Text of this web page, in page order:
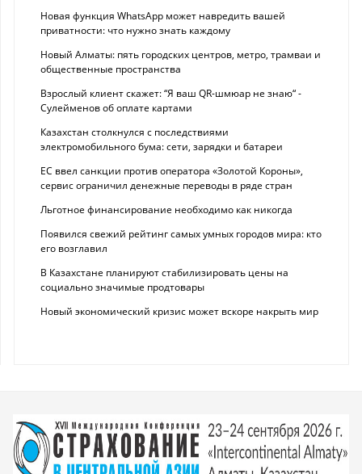
Новая функция WhatsApp может навредить вашей
приватности: что нужно знать каждому
Новый Алматы: пять городских центров, метро, трамваи и
общественные пространства
Взрослый клиент скажет: “Я ваш QR-шмюар не знаю“ -
Сулейменов об оплате картами
Казахстан столкнулся с последствиями
электромобильного бума: сети, зарядки и батареи
ЕС ввел санкции против оператора «Золотой Короны»,
сервис ограничил денежные переводы в ряде стран
Льготное финансирование необходимо как никогда
Появился свежий рейтинг самых умных городов мира: кто
его возглавил
В Казахстане планируют стабилизировать цены на
социально значимые продтовары
Новый экономический кризис может вскоре накрыть мир